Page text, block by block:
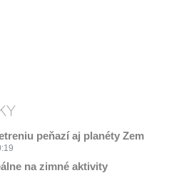
peňazí aj planéty Zem
na zimné aktivity